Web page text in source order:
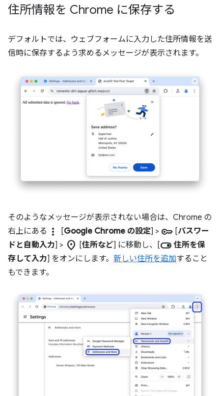
住所情報を Chrome に保存する
デフォルトでは、ウェブフォームに入力した住所情報を送
信時に保存するよう求めるメッセージが表示されます。
そのようなメッセージが表示されない場合は、Chrome の
右上にある more_vert [Google Chrome の設定] > key [パスワー
ドと自動入力] > location_on [住所など] に移動し、[toggle_on 住所を保
存して入力] をオンにします。 新しい住所を追加すること
もできます。